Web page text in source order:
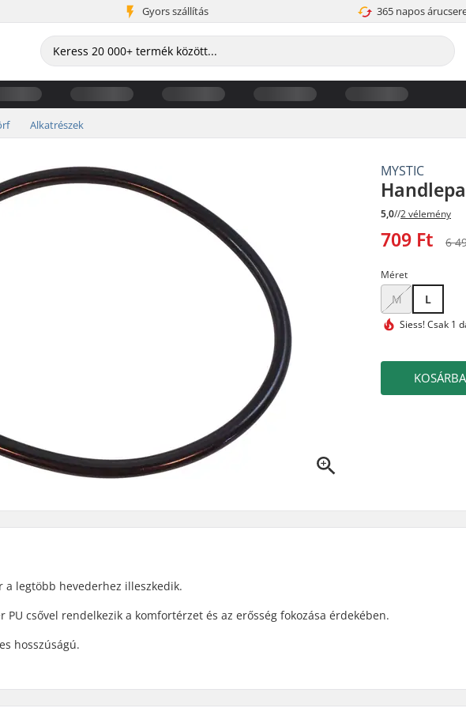
Gyors szállítás 365 napos
Alkatrészek
MYSTIC
5,0//2 vélemény
709 Ft 6
Méret
M L
Siess!Csak 1
KOSÁRBA
a legtöbb hevederhez illeszkedik.
PU csővel rendelkezik a komfortérzet és az erősség fokozása érdekében.
hosszúságú.